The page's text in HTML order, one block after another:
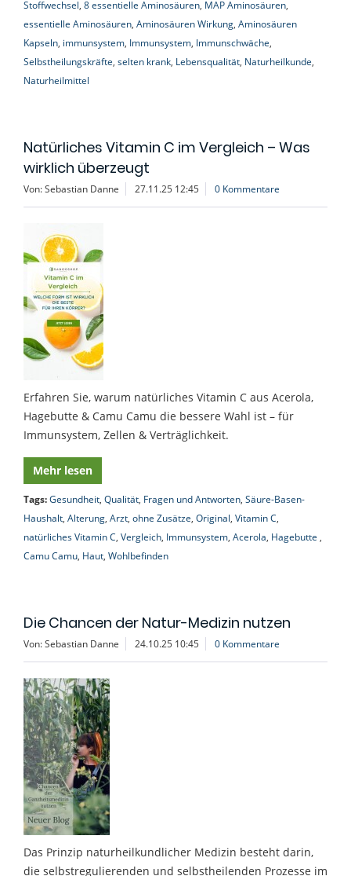
Stoffwechsel, 8 essentielle Aminosäuren, MAP Aminosäuren,
essentielle Aminosäuren, Aminosäuren Wirkung, Aminosäuren
Kapseln, immunsystem, Immunsystem, Immunschwäche,
Selbstheilungskräfte, selten krank, Lebensqualität, Naturheilkunde,
Naturheilmittel
Natürliches Vitamin C im Vergleich – Was
wirklich überzeugt
Von: Sebastian Danne 27.11.25 12:45 0 Kommentare
Erfahren Sie, warum natürliches Vitamin C aus Acerola,
Hagebutte & Camu Camu die bessere Wahl ist – für
Immunsystem, Zellen & Verträglichkeit.
Mehr lesen
Tags:Gesundheit, Qualität, Fragen und Antworten, Säure-Basen-
Haushalt, Alterung, Arzt, ohne Zusätze, Original, Vitamin C,
natürliches Vitamin C, Vergleich, Immunsystem, Acerola, Hagebutte ,
Camu Camu, Haut, Wohlbefinden
Die Chancen der Natur-Medizin nutzen
Von: Sebastian Danne 24.10.25 10:45 0 Kommentare
Das Prinzip naturheilkundlicher Medizin besteht darin,
die selbstregulierenden und selbstheilenden Prozesse im